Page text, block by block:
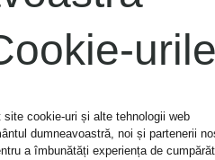
preț:
Cel mai
559 lei
cookie-uri și alte tehnologii web
dumneavoastră, noi și partenerii
a îmbunătăți experiența de